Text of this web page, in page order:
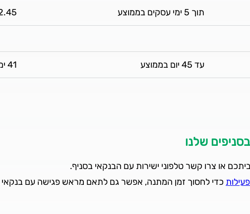
תוך 5 ימי עסקים בממוצע 2.45 ימים
עד 45 יום בממוצע 41 ימים בממוצע
שלנו
או צרו קשר טלפוני ישירות עם הבנקאי בסניף.
כדי לחסוך זמן המתנה, אפשר גם לתאם מראש פגישה עם בנקאי